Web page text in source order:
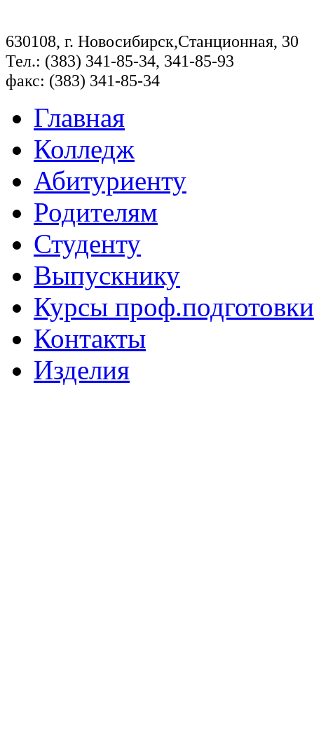
630108, г. Новосибирск,Станционная, 30
Тел.: (383) 341-85-34, 341-85-93
факс: (383) 341-85-34
Главная
Колледж
Абитуриенту
Родителям
Студенту
Выпускнику
Курсы проф.подготовки
Контакты
Изделия